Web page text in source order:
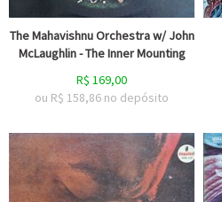
The Mahavishnu Orchestra w/ John
McLaughlin - The Inner Mounting
R$ 169,00
ou R$ 158,86 no depósito